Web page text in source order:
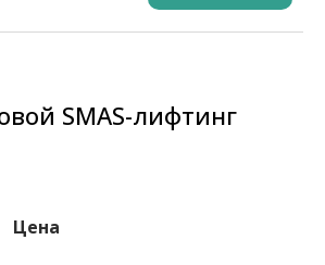
SMAS-лифтинг
Цена